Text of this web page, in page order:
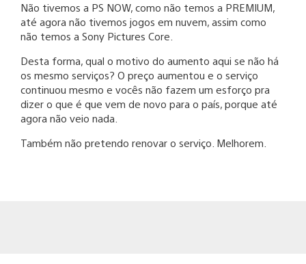
Não tivemos a PS NOW, como não temos a PREMIUM,
até agora não tivemos jogos em nuvem, assim como
não temos a Sony Pictures Core.
Desta forma, qual o motivo do aumento aqui se não há
os mesmo serviços? O preço aumentou e o serviço
continuou mesmo e vocês não fazem um esforço pra
dizer o que é que vem de novo para o país, porque até
agora não veio nada.
Também não pretendo renovar o serviço. Melhorem.